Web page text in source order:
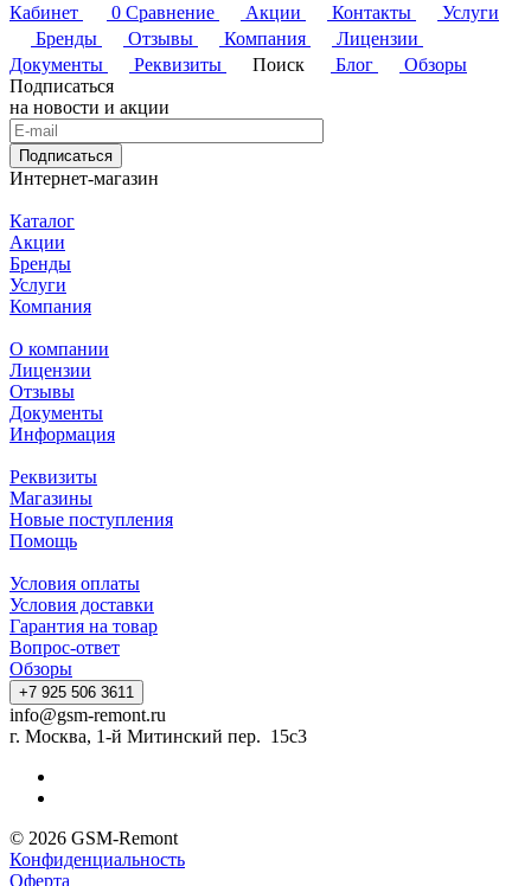
Кабинет
0 Сравнение Акции Контакты
Услуги
Бренды
Отзывы Компания
Лицензии
Документы
Реквизиты Поиск Блог
Обзоры
Подписаться
на новости и акции
Подписаться
Интернет-магазин
Каталог
Акции
Бренды
Услуги
Компания
О компании
Лицензии
Отзывы
Документы
Информация
Реквизиты
Магазины
Новые поступления
Помощь
Условия оплаты
Условия доставки
Гарантия на товар
Вопрос-ответ
Обзоры
+7 925 506 3611
info@gsm-remont.ru
г. Москва, 1-й Митинский пер. 15с3
© 2026 GSM-Remont
Конфиденциальность
Оферта